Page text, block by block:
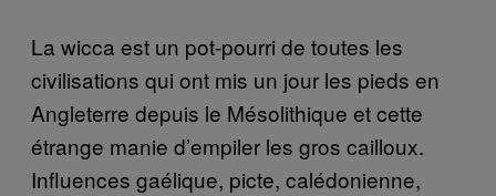
La wicca est un pot-pourri de toutes les
civilisations qui ont mis un jour les pieds en
Angleterre depuis le Mésolithique et cette
étrange manie d’empiler les gros cailloux.
Influences gaélique, picte, calédonienne,